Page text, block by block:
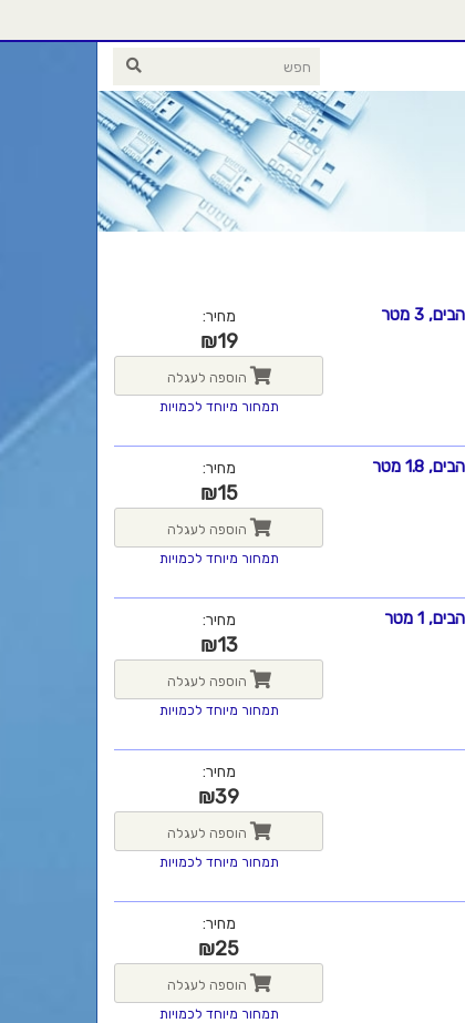
מחיר:
₪19
הוספה לעגלה
תמחור מיוחד לכמויות
מחיר:
₪15
הוספה לעגלה
תמחור מיוחד לכמויות
מחיר:
₪13
הוספה לעגלה
תמחור מיוחד לכמויות
מחיר:
₪39
הוספה לעגלה
תמחור מיוחד לכמויות
מחיר:
₪25
הוספה לעגלה
תמחור מיוחד לכמויות